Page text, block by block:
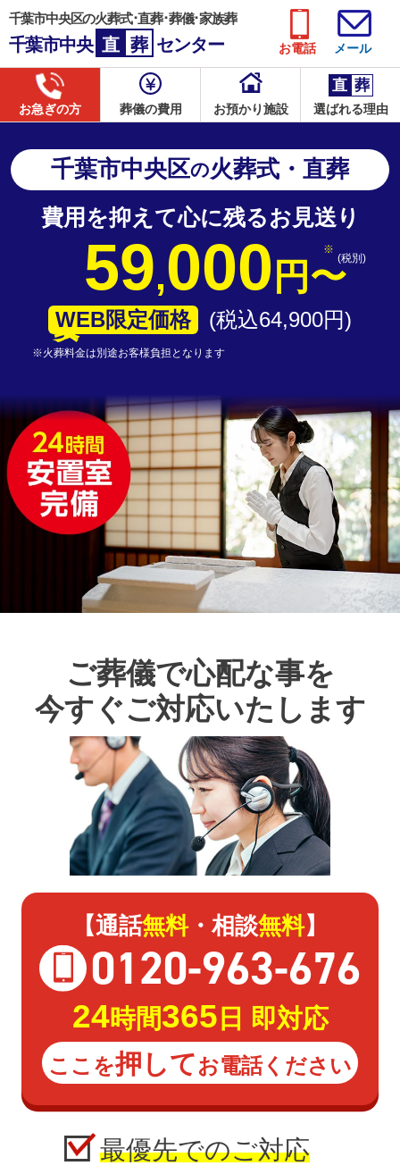
千葉市中央区の火葬式･直葬･葬儀･家族葬
千葉市中央 直 葬 センター お電話 メール
お急ぎの方 葬儀の費用 お預かり施設
直 葬
選ばれる理由
千葉市中央区の火葬式・直葬
費用を抑えて心に残るお見送り
59,000 円〜(税別)
WEB限定価格 (税込64,900円)
※火葬料金は別途お客様負担となります
ご葬儀で心配な事を
今すぐご対応いたします
【通話無料・相談無料】
0120-963-676
24時間365 日 即対応
ここを押してお電話ください
最優先でのご対応